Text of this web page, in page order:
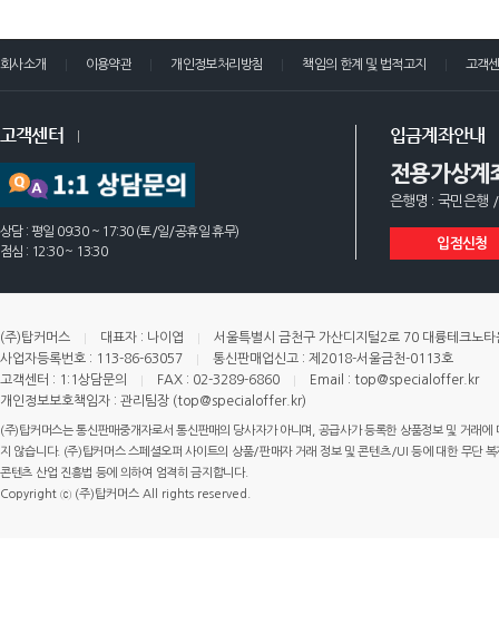
회사소개 이용약관 개인정보처리방침 책임의 한계 및 법적고지 고객
고객센터
상담 : 평일 09:30 ~ 17:30 (토/일/공휴일 휴무)
점심 : 12:30 ~ 13:30
입금계좌안내
전용가상계
은행명 : 국민은행
입점신청
(주)탑커머스 대표자 : 나이엽
서울특별시 금천구 가산디지털2로 70 대륭테크노
사업자등록번호 : 113-86-63057
통신판매업신고 : 제2018-서울금천-0113호
고객센터 : 1:1상담문의
FAX : 02-3289-6860
Email : top@specialoffer.kr
개인정보보호책임자 : 관리팀장 (top@specialoffer.kr)
(주)탑커머스는 통신판매중개자로서 통신판매의 당사자가 아니며, 공급사가 등록한 상품정보 및 거래
지 않습니다. (주)탑커머스 스페셜오퍼 사이트의 상품/판매자 거래 정보 및 콘텐츠/UI 등에 대한 무단
콘텐츠 산업 진흥법 등에 의하여 엄격히 금지합니다.
Copyright ⓒ (주)탑커머스 All rights reserved.